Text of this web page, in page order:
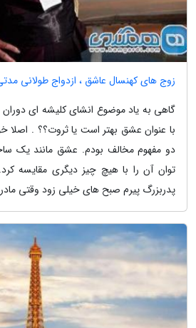
زوج های کهنسال عاشق ، ازدواج طولانی مدتی
گاهی به یاد موضوع انشای کلیشه ای
با عنوان عشق بهتر است یا ثروت؟؟ . اصلا
دو مفهوم مخالف بودم. عشق مانند
توان آن را با هیچ چیز دیگری مقایسه
پدربزرگ پیرم صبح های خیلی زود وقتی